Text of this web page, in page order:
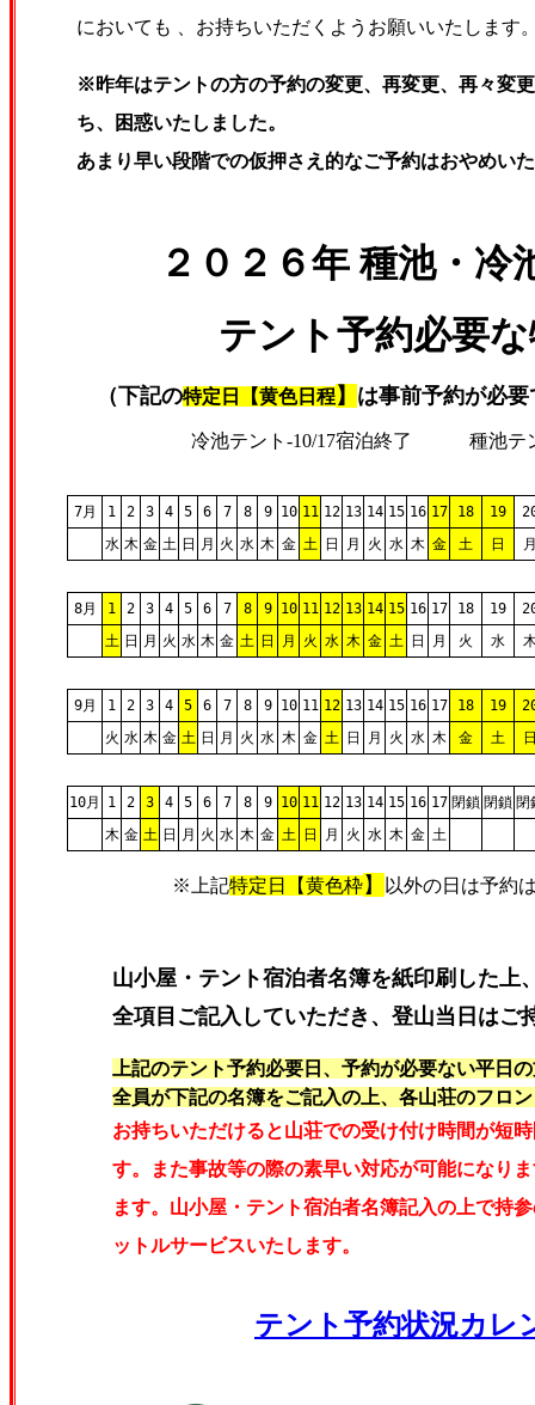
においても 、お持ちいただくようお願いいたします
※昨年はテントの方の予約の変更、再変更、再々変
ち、困惑いたしました。
あまり早い段階での仮押さえ的なご予約はおやめい
２０２６年 種池・冷
テント予約必要
（下記の特定日 【黄色日程】 は事前予約が必要
冷池テント-10/17宿泊終了 種池テン
7月 1 2 3 4 5 6 7 8 9 10 11 12 13 14 15 16 17 18 19
水 木 金 土 日 月 火 水 木 金 土 日 月 火 水 木 金 土 日
8月 1 2 3 4 5 6 7 8 9 10 11 12 13 14 15 16 17 18 19
土 日 月 火 水 木 金 土 日 月 火 水 木 金 土 日 月 火 水
9月 1 2 3 4 5 6 7 8 9 10 11 12 13 14 15 16 17 18 19
火 水 木 金 土 日 月 火 水 木 金 土 日 月 火 水 木 金 土
10月 1 2 3 4 5 6 7 8 9 10 11 12 13 14 15 16 17 閉鎖 閉鎖 閉
木 金 土 日 月 火 水 木 金 土 日 月 火 水 木 金 土
※上記特定日 【黄色枠】 以外の日は予約
山小屋・テント宿泊者名簿を紙印刷した上
全項目ご記入していただき、登山当日はご
上記のテント予約必要日、予約が必要ない平日
全員が下記の名簿をご記入の上、各山荘のフロ
お持ちいただけると山荘での受け付け時間が短
す。また事故等の際の素早い対応が可能になり
ます。山小屋・テント宿泊者名簿記入の上で持
ットルサービスいたします。
テント予約状況カレ